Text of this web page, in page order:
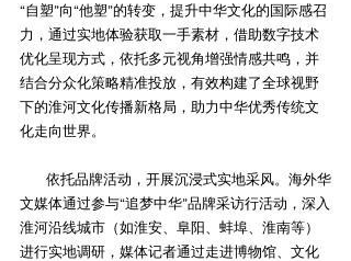
“自塑”向“他塑”的转变，提升中华文化的国际感召
力，通过实地体验获取一手素材，借助数字技术
优化呈现方式，依托多元视角增强情感共鸣，并
结合分众化策略精准投放，有效构建了全球视野
下的淮河文化传播新格局，助力中华优秀传统文
化走向世界。
依托品牌活动，开展沉浸式实地采风‌。海外华
文媒体通过参与“追梦中华”品牌采访行活动，深入
淮河沿线城市（如淮安、阜阳、蚌埠、淮南等）
进行实地调研，媒体记者通过走进博物馆、文化